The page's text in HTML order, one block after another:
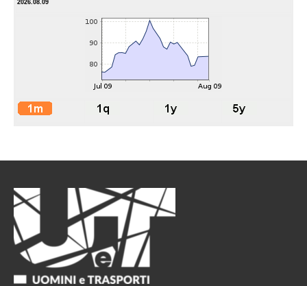
2026.08.09